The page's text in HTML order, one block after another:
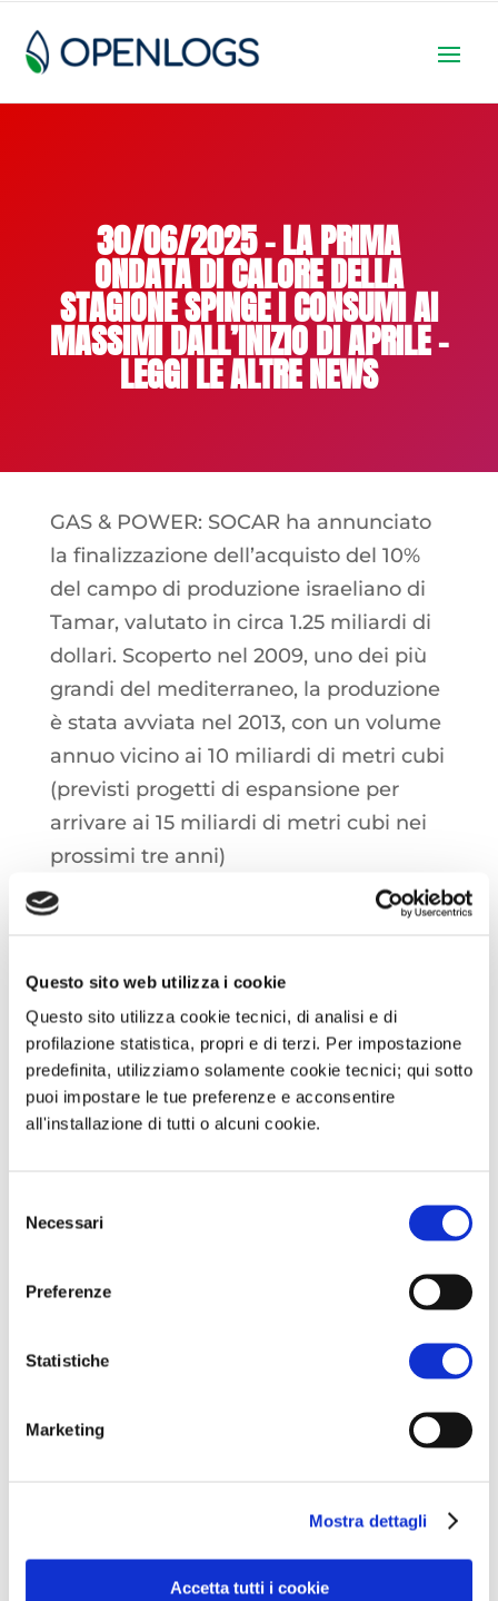
Questo sito web utilizza i cookie
Questo sito utilizza cookie tecnici, di analisi e di
profilazione statistica, propri e di terzi. Per impostazione
predefinita, utilizziamo solamente cookie tecnici; qui sotto
puoi impostare le tue preferenze e acconsentire
all'installazione di tutti o alcuni cookie.
delNecessari
Preferenze
Statistiche
Marketing
Mostra dettagli
Accetta tutti i cookie
30/06/2025 – LA PRIMA
ONDATA DI CALORE DELLA
STAGIONE SPINGE I CONSUMI AI
MASSIMI DALL’INIZIO DI APRILE –
LEGGI LE ALTRE NEWS
GAS & POWER: SOCAR ha annunciato
la finalizzazione dell’acquisto del 10%
del campo di produzione israeliano di
Tamar, valutato in circa 1.25 miliardi di
dollari. Scoperto nel 2009, uno dei più
grandi del mediterraneo, la produzione
è stata avviata nel 2013, con un volume
annuo vicino ai 10 miliardi di metri cubi
(previsti progetti di espansione per
arrivare ai 15 miliardi di metri cubi nei
prossimi tre anni)
OIL: I prezzi del greggio faticano a
confermandosi in area 67 $/bbl.
Secondo nuove indiscrezioni il gruppo
OPEC, che si riunirà il prossimo 5 luglio,
dovrebbe proseguire nelle misure di
allentamento ai tagli produttivi,
Questa è un'anteprima del contenuto
versione completa devi effettuare
Clicca sul pulsante qui in basso se sei